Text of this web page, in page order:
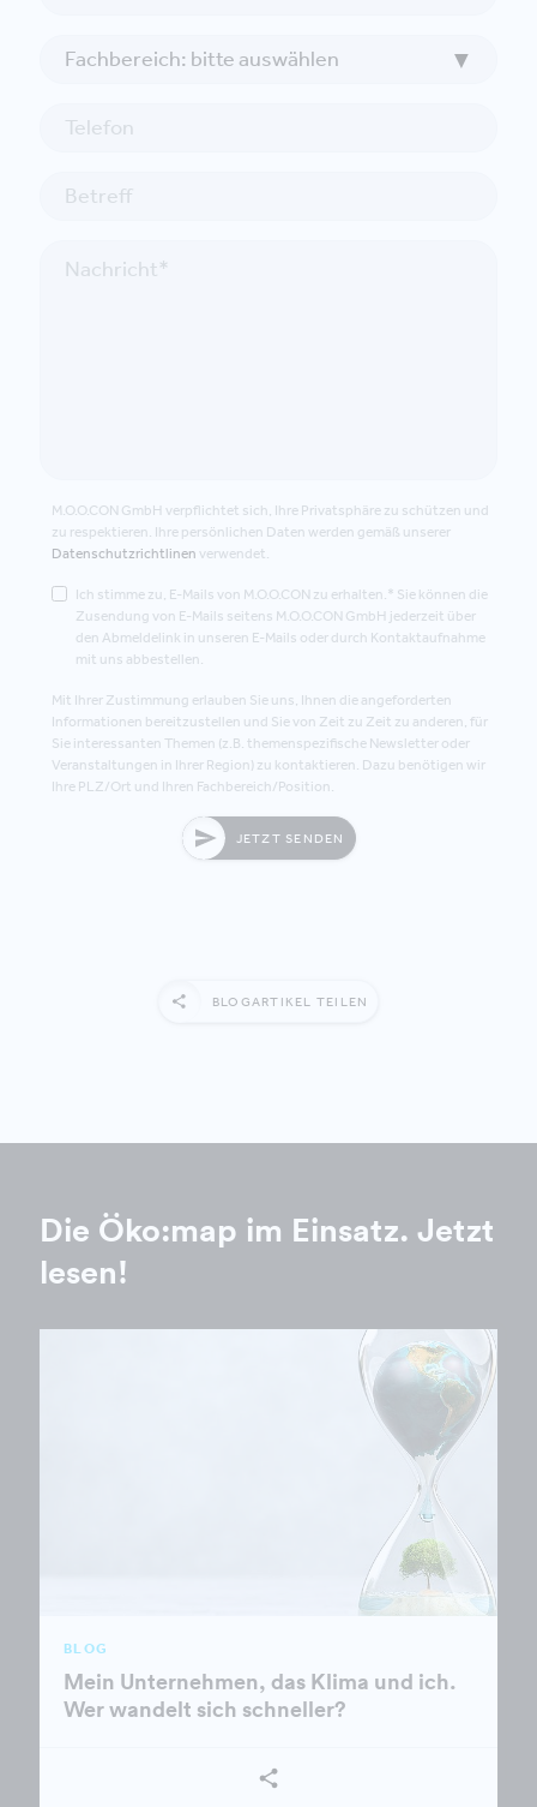
M.O.O.CON GmbH verpflichtet sich, Ihre Privatsphäre zu schützen und
zu respektieren. Ihre persönlichen Daten werden gemäß unserer
Datenschutzrichtlinen verwendet.
Ich stimme zu, E-Mails von M.O.O.CON zu erhalten.* Sie können die
Zusendung von E-Mails seitens M.O.O.CON GmbH jederzeit über
den Abmeldelink in unseren E-Mails oder durch Kontaktaufnahme
mit uns abbestellen.
Mit Ihrer Zustimmung erlauben Sie uns, Ihnen die angeforderten
Informationen bereitzustellen und Sie von Zeit zu Zeit zu anderen, für
Sie interessanten Themen (z.B. themenspezifische Newsletter oder
Veranstaltungen in Ihrer Region) zu kontaktieren. Dazu benötigen wir
Ihre PLZ/Ort und Ihren Fachbereich/Position.
JETZT SENDEN
BLOGARTIKEL TEILEN
Die Öko:map im Einsatz. Jetzt
lesen!
BLOG
Mein Unternehmen, das Klima und ich.
Wer wandelt sich schneller?